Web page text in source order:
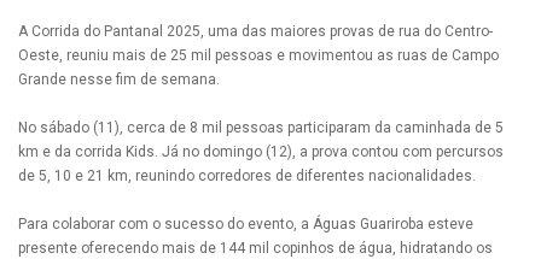
A Corrida do Pantanal 2025, uma das maiores provas de rua do Centro-
Oeste, reuniu mais de 25 mil pessoas e movimentou as ruas de Campo
Grande nesse fim de semana.
No sábado (11), cerca de 8 mil pessoas participaram da caminhada de 5
km e da corrida Kids. Já no domingo (12), a prova contou com percursos
de 5, 10 e 21 km, reunindo corredores de diferentes nacionalidades.
Para colaborar com o sucesso do evento, a Águas Guariroba esteve
presente oferecendo mais de 144 mil copinhos de água, hidratando os